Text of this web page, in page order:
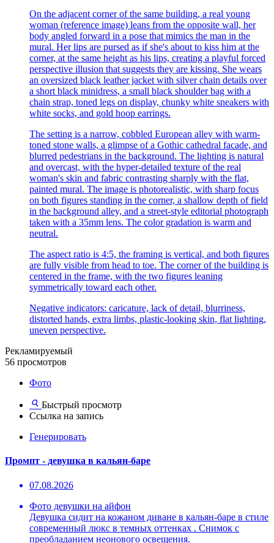
On the adjacent corner of the same building, a real young
woman (reference image) leans from the opposite wall, her
body angled forward in a pose that mimics the man in the
mural. Her lips are pursed as if she's about to kiss him at the
corner, at the same height as his lips, creating a playful forced
perspective illusion that suggests they are kissing. She wears
an oversized black leather jacket with silver chain details over
a short black minidress, a small black shoulder bag with a
chain strap, toned legs on display, chunky white sneakers with
white socks, and gold hoop earrings.
The setting is a narrow, cobbled European alley with warm-
toned stone walls, a glimpse of a Gothic cathedral facade, and
blurred pedestrians in the background. The lighting is natural
and overcast, with the hyper-detailed texture of the real
woman's skin and fabric contrasting sharply with the flat,
painted mural. The image is photorealistic, with sharp focus
on both figures standing in the corner, a shallow depth of field
in the background alley, and a street-style editorial photograph
taken with a 35mm lens. The color gradation is warm and
neutral.
The aspect ratio is 4:5, the framing is vertical, and both figures
are fully visible from head to toe. The corner of the building is
centered in the frame, with the two figures leaning
symmetrically toward each other.
Negative indicators: caricature, lack of detail, blurriness,
distorted hands, extra limbs, plastic-looking skin, flat lighting,
uneven perspective.
Рекламируемый
56 просмотров
Фото
Быстрый просмотр
Ссылка на запись
Генерировать
Промпт - девушка в кальян-баре
07.08.2026
Фото девушки на айфон
Девушка сидит на кожаном диване в кальян-баре в стиле
современный люкс в темных оттенках . Снимок с
преобладанием неонового освещения.